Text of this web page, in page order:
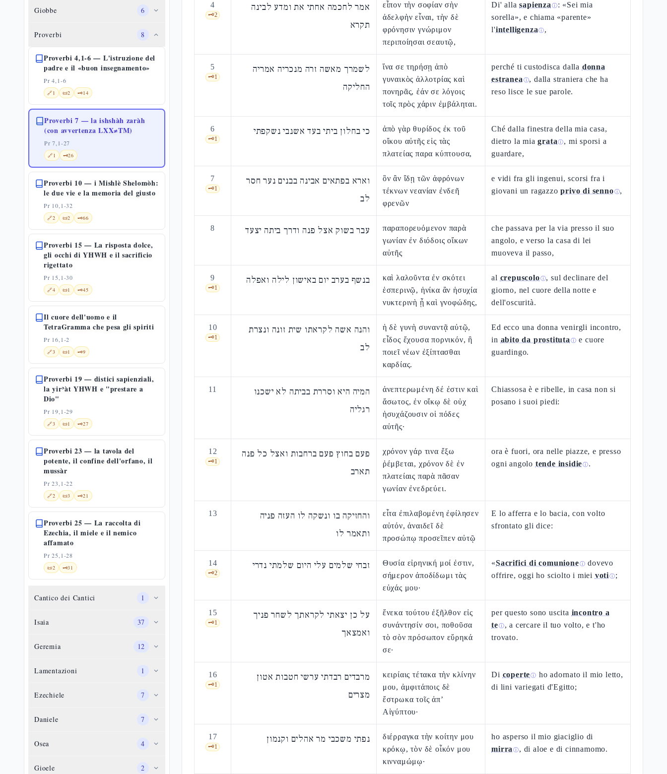
Giobbe 6
Proverbi 8
Proverbi 4,1-6 — L'istruzione del
padre e il «buon insegnamento»
Pr 4,1-6
🔗1 📜2 🗝️14
Proverbi 7 — la ishshàh zaràh
(con avvertenza LXX≠TM)
Pr 7,1-27
🔗1 🗝️26
Proverbi 10 — i Mishlè Shelomòh:
le due vie e la memoria del giusto
Pr 10,1-32
🔗2 📜2 🗝️66
Proverbi 15 — La risposta dolce,
gli occhi di YHWH e il sacrificio
rigettato
Pr 15,1-30
🔗4 📜1 🗝️45
Il cuore dell'uomo e il
TetraGramma che pesa gli spiriti
Pr 16,1-2
🔗3 📜1 🗝️9
Proverbi 19 — distici sapienziali,
la yirʾàt YHWH e "prestare a
Dio"
Pr 19,1-29
🔗3 📜1 🗝️27
Proverbi 23 — la tavola del
potente, il confine dell'orfano, il
mussàr
Pr 23,1-22
🔗2 📜3 🗝️21
Proverbi 25 — La raccolta di
Ezechia, il miele e il nemico
affamato
Pr 25,1-28
📜2 🗝️31
Cantico dei Cantici 1
Isaia 37
Geremia 12
Lamentazioni 1
Ezechiele 7
Daniele 7
Osea 4
Gioele 2
4
🗝️2
אמר לחכמה אחתי את ומדע לבינה
תקרא
εἶπον τὴν σοφίαν σὴν
ἀδελφὴν εἶναι, τὴν δὲ
φρόνησιν γνώριμον
περιποίησαι σεαυτῷ,
Di' allasapienza ⓘ: «Sei mia
sorella», e chiama «parente»
l'intelligenza ⓘ,
5
🗝️1
לשמרך מאשה זרה מנכריה אמריה
החליקה
ἵνα σε τηρήσῃ ἀπὸ
γυναικὸς ἀλλοτρίας καὶ
πονηρᾶς, ἐάν σε λόγοις
τοῖς πρὸς χάριν ἐμβάληται.
perché ti custodisca dalla donna
estranea ⓘ, dalla straniera che ha
reso lisce le sue parole.
6
🗝️1
כי בחלון ביתי בעד אשנבי נשקפתי
ἀπὸ γὰρ θυρίδος ἐκ τοῦ
οἴκου αὐτῆς εἰς τὰς
πλατείας παρα κύπτουσα,
Ché dalla finestra della mia casa,
dietro la miagrata ⓘ, mi sporsi a
guardare,
7
🗝️1
וארא בפתאים אבינה בבנים נער חסר
לב
ὃν ἂν ἴδῃ τῶν ἀφρόνων
τέκνων νεανίαν ἐνδεῆ
φρενῶν
e vidi fra gli ingenui, scorsi fra i
giovani un ragazzoprivo di sennoⓘ,
8 עבר בשוק אצל פנה ודרך ביתה יצעד
παραπορευόμενον παρὰ
γωνίαν ἐν διόδοις οἴκων
αὐτῆς
che passava per la via presso il suo
angolo, e verso la casa di lei
muoveva il passo,
9
🗝️1
בנשף בערב יום באישון לילה ואפלה
καὶ λαλοῦντα ἐν σκότει
ἑσπερινῷ, ἡνίκα ἂν ἡσυχία
νυκτερινὴ ᾖ καὶ γνοφώδης,
al crepuscoloⓘ, sul declinare del
giorno, nel cuore della notte e
dell'oscurità.
10
🗝️1
והנה אשה לקראתו שית זונה ונצרת
לב
ἡ δὲ γυνὴ συναντᾷ αὐτῷ,
εἶδος ἔχουσα πορνικόν, ἣ
ποιεῖ νέων ἐξίπτασθαι
καρδίας.
Ed ecco una donna venirgli incontro,
in abito da prostituta ⓘ e cuore
guardingo.
11
המיה היא וסררת בביתה לא ישכנו
רגליה
ἀνεπτερωμένη δέ ἐστιν καὶ
ἄσωτος, ἐν οἴκῳ δὲ οὐχ
ἡσυχάζουσιν οἱ πόδες
αὐτῆς·
Chiassosa è e ribelle, in casa non si
posano i suoi piedi:
12
🗝️1
פעם בחוץ פעם ברחבות ואצל כל פנה
תארב
χρόνον γάρ τινα ἔξω
ῥέμβεται, χρόνον δὲ ἐν
πλατείαις παρὰ πᾶσαν
γωνίαν ἐνεδρεύει.
ora è fuori, ora nelle piazze, e presso
ogni angolo tende insidieⓘ.
13
והחזיקה בו ונשקה לו העזה פניה
ותאמר לו
εἶτα ἐπιλαβομένη ἐφίλησεν
αὐτόν, ἀναιδεῖ δὲ
προσώπῳ προσεῖπεν αὐτῷ
E lo afferra e lo bacia, con volto
sfrontato gli dice:
14
🗝️2
זבחי שלמים עלי היום שלמתי נדרי
Θυσία εἰρηνική μοί ἐστιν,
σήμερον ἀποδίδωμι τὰς
εὐχάς μου·
«Sacrifici di comunioneⓘ dovevo
offrire, oggi ho sciolto i miei votiⓘ;
15
🗝️1
על כן יצאתי לקראתך לשחר פניך
ואמצאך
ἕνεκα τούτου ἐξῆλθον εἰς
συνάντησίν σοι, ποθοῦσα
τὸ σὸν πρόσωπον εὕρηκά
σε·
per questo sono uscita incontro a
teⓘ, a cercare il tuo volto, e t'ho
trovato.
16
🗝️1
מרבדים רבדתי ערשי חטבות אטון
מצרים
κειρίαις τέτακα τὴν κλίνην
μου, ἀμφιτάποις δὲ
ἔστρωκα τοῖς ἀπ’
Αἰγύπτου·
Di coperteⓘ ho adornato il mio letto,
di lini variegati d'Egitto;
17
🗝️1
נפתי משכבי מר אהלים וקנמון
διέρραγκα τὴν κοίτην μου
κρόκῳ, τὸν δὲ οἶκόν μου
κινναμώμῳ·
ho asperso il mio giaciglio di
mirra ⓘ, di aloe e di cinnamomo.